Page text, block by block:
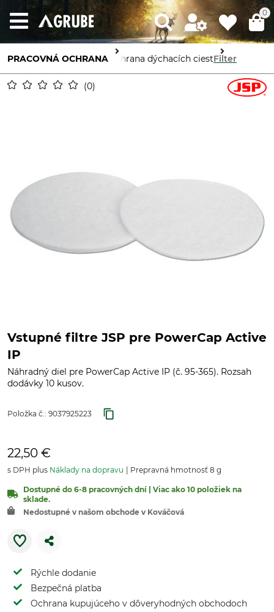
0
PRACOVNÁ OCHRANA Ochrana dýchacích ciestFilter
0
Vstupné filtre JSP pre PowerCap Active
IP
Náhradný diel pre PowerCap Active IP (č. 95-365). Rozsah
dodávky 10 kusov.
Položka č.: 9037925223
22,50 €
s DPH plus Náklady na dopravu Prepravná hmotnosť 8 g
Dostupné do 6-8 pracovných dní | Viac ako 10 položiek na
sklade.
Nedostupné v našom obchode v Kováčová
Rýchle dodanie
Bezpečná platba
Ochrana kupujúceho v dôveryhodných obchodoch